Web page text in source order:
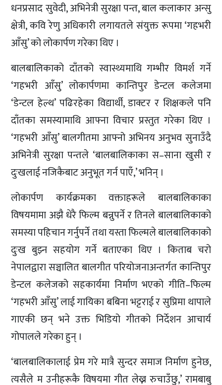
धनप्रसाद सुवेदी, अभिनेत्री सुरक्षा पन्त, बाल कलाकार अन्सु
क्षेत्री, कवि रेणु अधिकारी लगायतले संयुक्त रूपमा ‘गहभरी
आँसु’ को लोकार्पण गरेका थिए ।
बालबालिकाको दाँतको स्वास्थ्यमाथि गम्भीर विमर्श गर्ने
‘गहभरी आँसु’ लोकार्पणमा कान्तिपुर डेन्टल कलेजमा
‘डेन्टल हेल्थ’ पढिरहेका विद्यार्थी, डाक्टर र शिक्षकले पनि
दाँतका समस्यामाथि आफ्ना विचार प्रस्तुत गरेका थिए ।
‘गहभरी आँसु’ बालगीतमा आफ्नो अभिनय अनुभव सुनाउँदै
अभिनेत्री सुरक्षा पन्तले ‘बालबालिकाका स–साना खुसी र
दुःखलाई नजिकैबाट अनुभूत गर्न पाएँ,’ भनिन् ।
लोकार्पण कार्यक्रमका वक्ताहरूले बालबालिकाका
विषयमामा अझै धेरै फिल्म बन्नुपर्ने र तिनले बालबालिकाको
समस्या पहिचान गर्नुपर्ने तथा यस्ता फिल्मले बालबालिकाको
दुःख बुझ्न सहयोग गर्ने बताएका थिए । किताब चरो
नेपालद्वारा सञ्चालित बालगीत परियोजनाअन्तर्गत कान्तिपुर
डेन्टल कलेजको सहकार्यमा निर्माण भएको गीति–फिल्म
‘गहभरी आँसु’ लाई गायिका बबिना भट्टराई र सुप्रिमा थापाले
गाएकी छन् भने उक्त भिडियो गीतको निर्देशन आचार्य
गोपालले गरेका हुन् ।
‘बालबालिकालाई प्रेम गरे मात्रै सुन्दर समाज निर्माण हुनेछ,
त्यसैले म उनीहरूकै विषयमा गीत लेख्न रुचाउँछु,’ रामबाबु